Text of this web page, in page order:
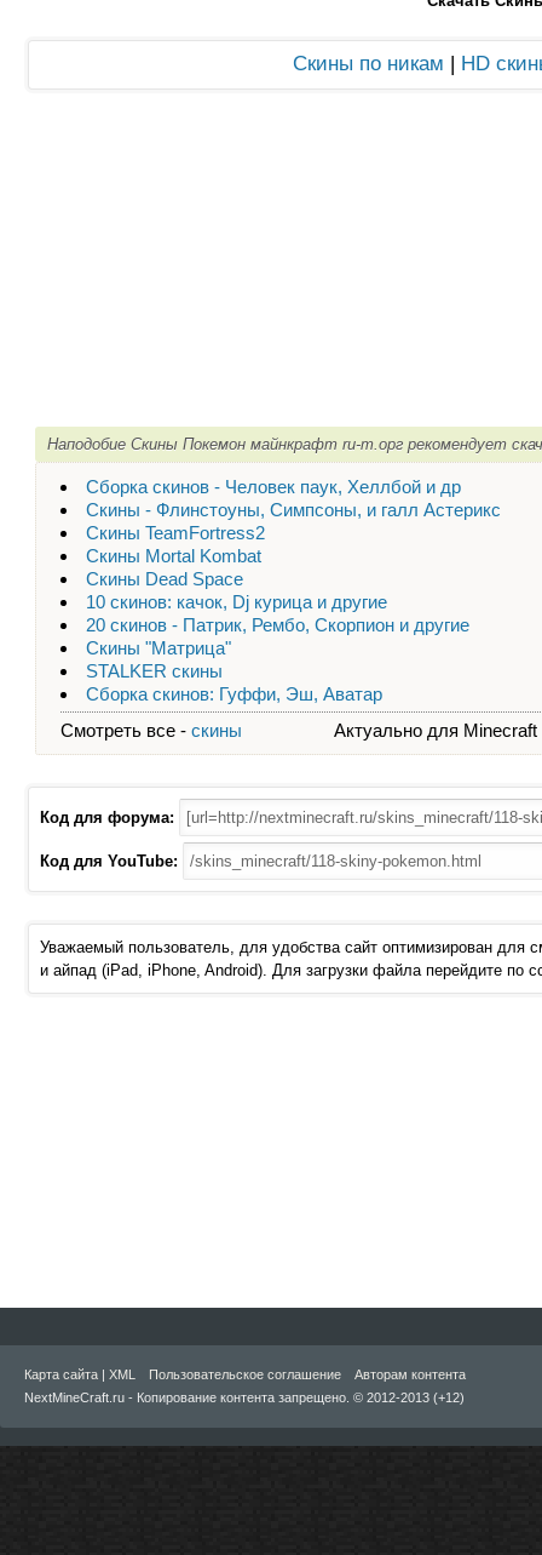
Скины по никам HD
Наподобие Скины Покемон майнкрафт ru-m.орг рекомендует
Сборка скинов - Человек паук, Хеллбой и др
Скины - Флинстоуны, Симпсоны, и галл Астерикс
Скины TeamFortress2
Скины Mortal Kombat
Скины Dead Space
10 скинов: качок, Dj курица и другие
20 скинов - Патрик, Рембо, Скорпион и другие
Скины "Матрица"
STALKER скины
Сборка скинов: Гуффи, Эш, Аватар
Смотреть все - скины Актуально для
Код для форума:
Код для YouTube:
Уважаемый пользователь, для удобства сайт оптимизирован для
и айпад (iPad, iPhone, Android). Для загрузки файла перейдите по
Карта сайта | XML Пользовательское соглашение
Авторам контента
NextMineCraft.ru - Копирование контента запрещено. © 2012-2013 (+12)